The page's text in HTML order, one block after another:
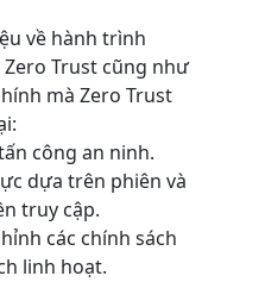
về hành trình
Zero Trust cũng như
mà Zero Trust
công an ninh.
dựa trên phiên và
truy cập.
các chính sách
linh hoạt.